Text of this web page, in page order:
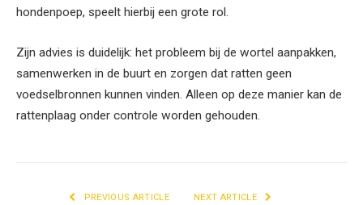
hondenpoep, speelt hierbij een grote rol.
Zijn advies is duidelijk: het probleem bij de wortel aanpakken,
samenwerken in de buurt en zorgen dat ratten geen
voedselbronnen kunnen vinden. Alleen op deze manier kan de
rattenplaag onder controle worden gehouden.
PREVIOUS ARTICLE NEXT ARTICLE